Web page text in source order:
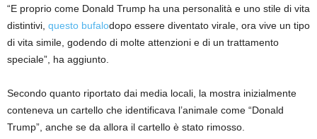
“E proprio come Donald Trump ha una personalità e uno stile di vita
distintivi, questo bufalodopo essere diventato virale, ora vive un tipo
di vita simile, godendo di molte attenzioni e di un trattamento
speciale”, ha aggiunto.
Secondo quanto riportato dai media locali, la mostra inizialmente
conteneva un cartello che identificava l’animale come “Donald
Trump”, anche se da allora il cartello è stato rimosso.